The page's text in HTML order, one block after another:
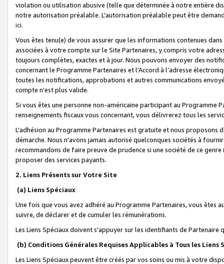
violation ou utilisation abusive (telle que déterminée à notre entière
notre autorisation préalable. L'autorisation préalable peut être
ici.
Vous êtes tenu(e) de vous assurer que les informations contenues
associées à votre compte sur le Site Partenaires, y compris votre
toujours complètes, exactes et à jour. Nous pouvons envoyer des
concernant le Programme Partenaires et l'Accord à l’adresse
toutes les notifications, approbations et autres communications
compte n’est plus valide.
Si vous êtes une personne non-américaine participant au
renseignements fiscaux vous concernant, vous délivrerez tous les
L'adhésion au Programme Partenaires est gratuite et nous proposons
démarche. Nous n'avons jamais autorisé quelconques sociétés à
recommandons de faire preuve de prudence si une société de ce
proposer des services payants.
2. Liens Présents sur Votre Site
(a) Liens Spéciaux
Une fois que vous avez adhéré au Programme Partenaires, vous êtes
suivre, de déclarer et de cumuler les rémunérations.
Les Liens Spéciaux doivent s'appuyer sur les identifiants de Partenaire
(b) Conditions Générales Requises Applicables à Tous les Liens
Les Liens Spéciaux peuvent être créés par vos soins ou mis à votre